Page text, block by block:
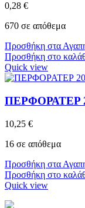
0,28 €
670 σε απόθεμα
Προσθήκη στα
Προσθήκη στο
Quick view
ΠΕΡΦΟΡΑΤΕΡ
10,25 €
16 σε απόθεμα
Προσθήκη στα
Προσθήκη στο
Quick view